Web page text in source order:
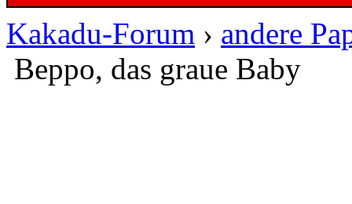
Kakadu-Forum › andere
Beppo, das graue Baby